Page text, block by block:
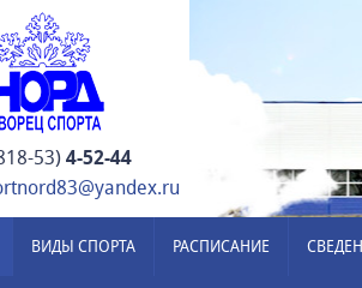
53)4-52-44
ВИДЫ СПОРТА РАСПИСАНИЕ